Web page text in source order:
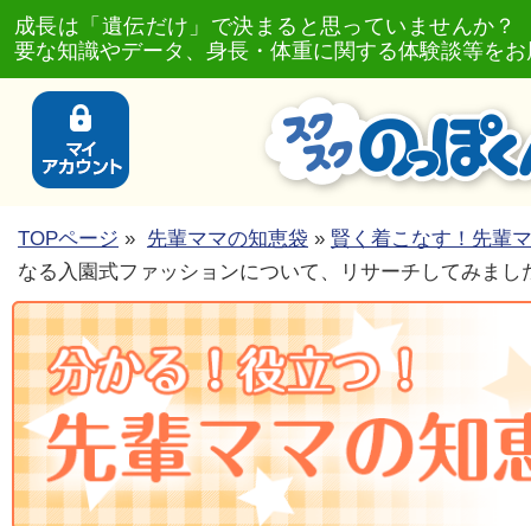
成長は「遺伝だけ」で決まると思っていませんか
要な知識やデータ、身長・体重に関する体験談等を
TOPページ » 先輩ママの知恵袋 » 賢く着こなす！先輩
なる入園式ファッションについて、リサーチしてみまし